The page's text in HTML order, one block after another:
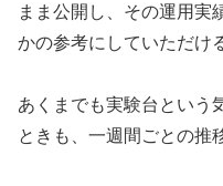
まま公開し、その運用実
かの参考にしていただけ
あくまでも実験台という
ときも、一週間ごとの推